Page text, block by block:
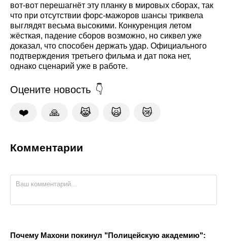
вот-вот перешагнёт эту планку в мировых сборах, так
что при отсутствии форс-мажоров шансы триквела
выглядят весьма высокими. Конкуренция летом
жёсткая, падение сборов возможно, но сиквел уже
доказал, что способен держать удар. Официального
подтверждения третьего фильма и дат пока нет,
однако сценарий уже в работе.
Оцените новость
❤️ 🙏 😹 🙀 😿
Комментарии
Почему Махони покинул "Полицейскую академию":